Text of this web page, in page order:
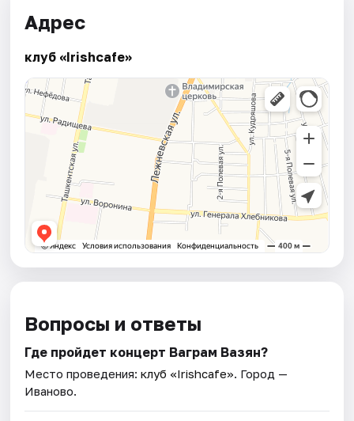
Адрес
клуб «Irishcafe»
Вопросы и ответы
Где пройдет концерт Ваграм Вазян?
Место проведения:клуб «Irishcafe» . Город —
Иваново.